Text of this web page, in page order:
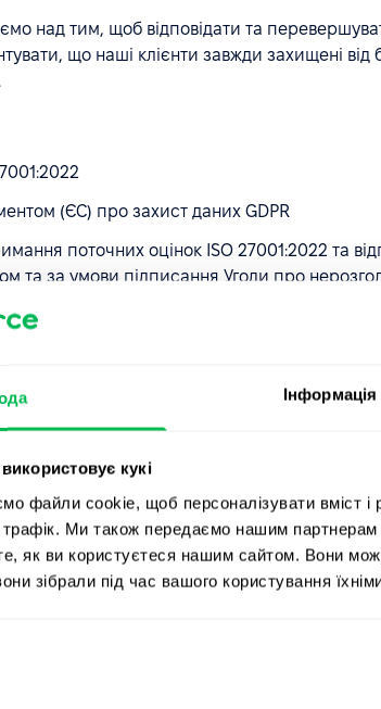
Інформація
кукі
файли cookie, щоб персоналізувати вміст і
Ми також передаємо нашим партнерам
як ви користуєтеся нашим сайтом. Вони
зібрали під час вашого користування
над тим, щоб відповідати та
що наші клієнти завжди захищені від
(ЄС) про захист даних GDPR
поточних оцінок ISO 27001:2022 та
та за умови підписання Угоди про
я можу отримати доступ?
бути надані за запитом. Деякі
інформації (NDA). Доступні